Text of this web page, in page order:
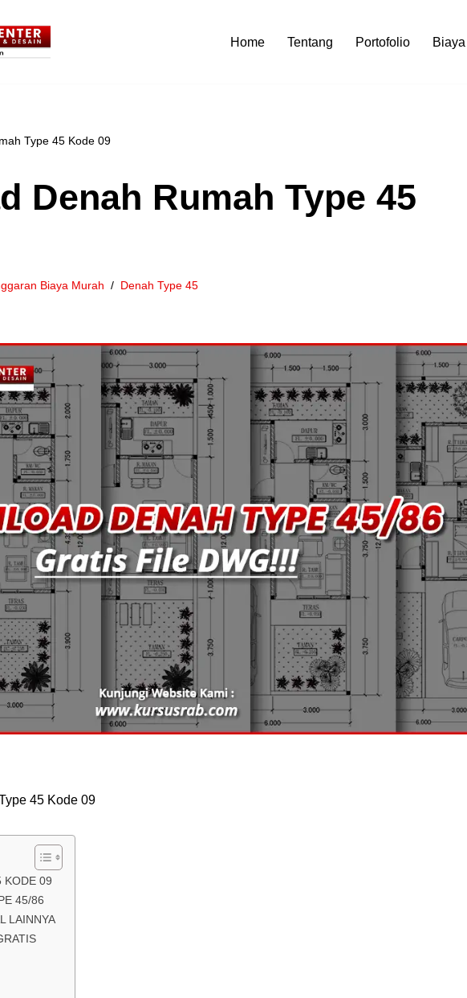
Home Tentang Portofolio Biaya
Type 45 Kode 09
Denah Rumah Type 45
Biaya Murah Denah Type 45
45 Kode 09
KODE 09
45/86
LAINNYA